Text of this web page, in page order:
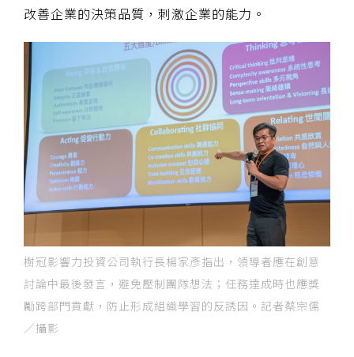
改善企業的決策品質，刺激企業的能力。
樹冠影響力投資公司執行長楊家彥指出，領導者應在創意
討論中最後發言，避免壓制團隊想法；任務達成時也應獎
勵跨部門貢獻，防止形成組織學習的反誘因。記者蔡宗儒
／攝影